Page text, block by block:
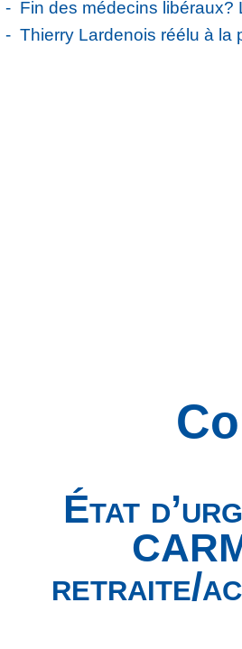
Fin des médecins
Thierry Lardenois réélu à la
État
retraite/